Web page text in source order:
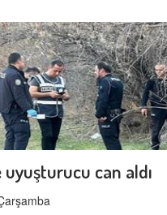
uyuşturucu can aldı